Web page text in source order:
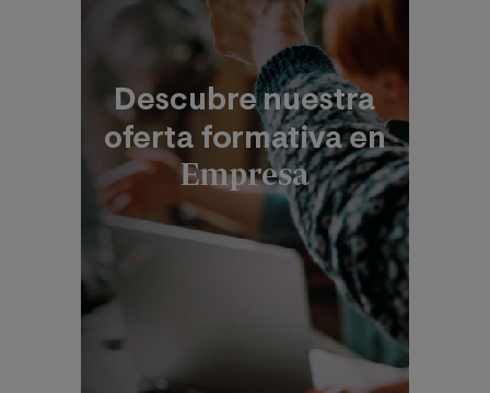
Protección de Datos, Avda. Diagonal 662-664, 08034